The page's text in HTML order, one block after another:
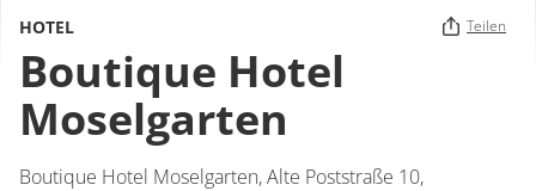
HOTEL Teilen
Boutique Hotel
Moselgarten
Boutique Hotel Moselgarten,Alte Poststraße 10,